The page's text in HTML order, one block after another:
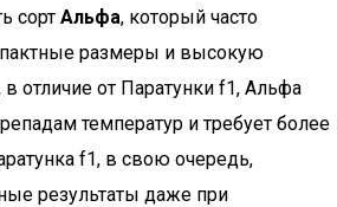
сорт Альфа, который часто
размеры и высокую
отличие от Паратунки f1, Альфа
температур и требует более
f1, в свою очередь,
результаты даже при